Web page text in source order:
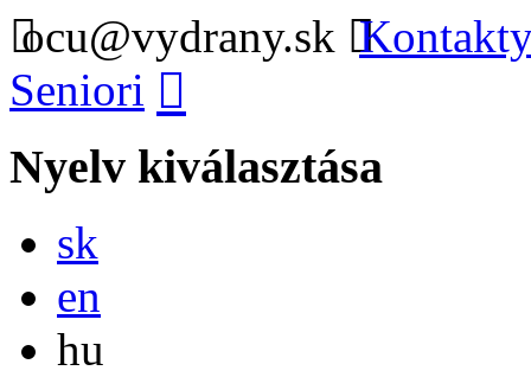
ocu@vydrany.sk
Seniori
Nyelv kiválasztása
sk
en
hu